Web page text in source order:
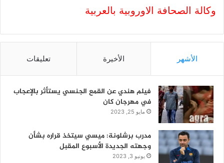
وكالة الصحافة الاوروبية بالعربية
الأشهر الأخيرة تعليقات
فيلم هندي عن القمع الجنسي يستأثر بالإعجاب
في مهرجان كان
مايو 25, 2023
مدرب برشلونة: ميسي سيتخذ قراره بشأن
وجهته الجديدة الأسبوع المقبل
يونيو 3, 2023